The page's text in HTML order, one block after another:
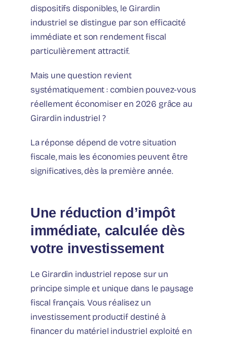
dispositifs disponibles, le Girardin
industriel se distingue par son efficacité
immédiate et son rendement fiscal
particulièrement attractif.
Mais une question revient
systématiquement : combien pouvez-vous
réellement économiser en 2026 grâce au
Girardin industriel ?
La réponse dépend de votre situation
fiscale, mais les économies peuvent être
significatives, dès la première année.
Une réduction d’impôt
immédiate, calculée dès
votre investissement
Le Girardin industriel repose sur un
principe simple et unique dans le paysage
fiscal français. Vous réalisez un
investissement productif destiné à
financer du matériel industriel exploité en